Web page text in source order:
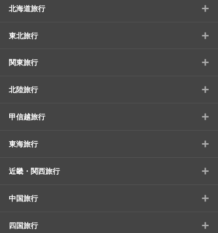
北海道旅行 +
東北旅行 +
関東旅行 +
北陸旅行 +
甲信越旅行 +
東海旅行 +
近畿・関西旅行 +
中国旅行 +
四国旅行 +